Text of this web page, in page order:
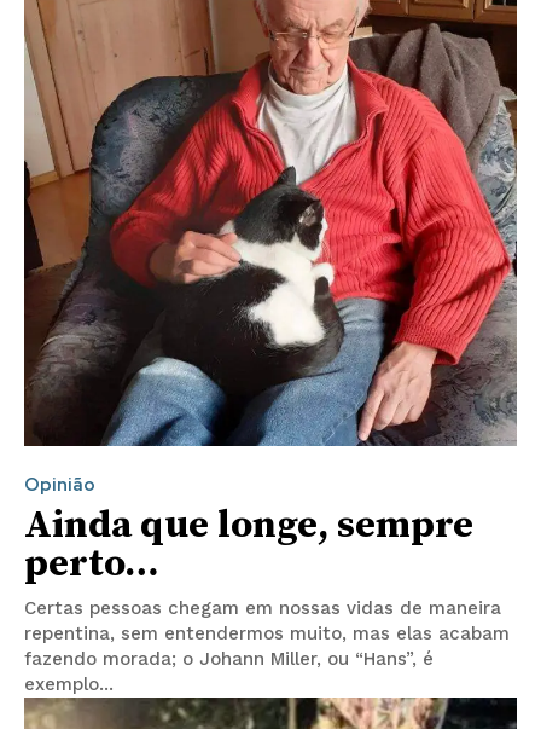
Opinião
Ainda que longe, sempre
perto…
Certas pessoas chegam em nossas vidas de maneira
repentina, sem entendermos muito, mas elas acabam
fazendo morada; o Johann Miller, ou “Hans”, é
exemplo...